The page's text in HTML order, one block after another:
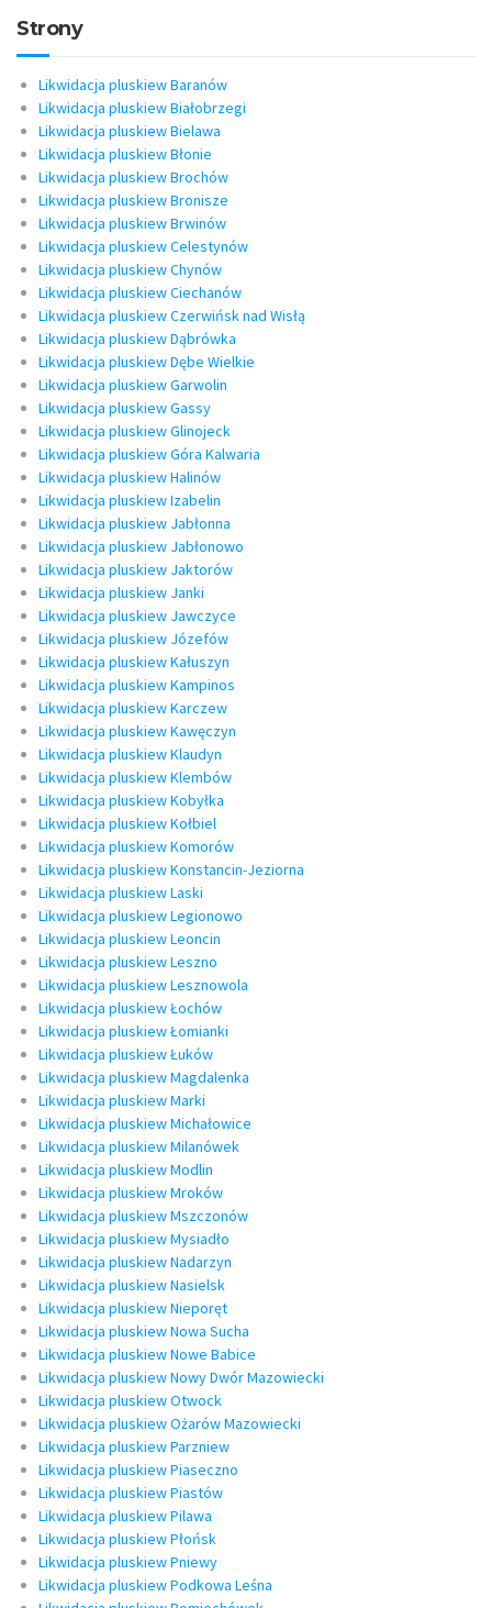
Strony
Likwidacja pluskiew Baranów
Likwidacja pluskiew Białobrzegi
Likwidacja pluskiew Bielawa
Likwidacja pluskiew Błonie
Likwidacja pluskiew Brochów
Likwidacja pluskiew Bronisze
Likwidacja pluskiew Brwinów
Likwidacja pluskiew Celestynów
Likwidacja pluskiew Chynów
Likwidacja pluskiew Ciechanów
Likwidacja pluskiew Czerwińsk nad Wisłą
Likwidacja pluskiew Dąbrówka
Likwidacja pluskiew Dębe Wielkie
Likwidacja pluskiew Garwolin
Likwidacja pluskiew Gassy
Likwidacja pluskiew Glinojeck
Likwidacja pluskiew Góra Kalwaria
Likwidacja pluskiew Halinów
Likwidacja pluskiew Izabelin
Likwidacja pluskiew Jabłonna
Likwidacja pluskiew Jabłonowo
Likwidacja pluskiew Jaktorów
Likwidacja pluskiew Janki
Likwidacja pluskiew Jawczyce
Likwidacja pluskiew Józefów
Likwidacja pluskiew Kałuszyn
Likwidacja pluskiew Kampinos
Likwidacja pluskiew Karczew
Likwidacja pluskiew Kawęczyn
Likwidacja pluskiew Klaudyn
Likwidacja pluskiew Klembów
Likwidacja pluskiew Kobyłka
Likwidacja pluskiew Kołbiel
Likwidacja pluskiew Komorów
Likwidacja pluskiew Konstancin-Jeziorna
Likwidacja pluskiew Laski
Likwidacja pluskiew Legionowo
Likwidacja pluskiew Leoncin
Likwidacja pluskiew Leszno
Likwidacja pluskiew Lesznowola
Likwidacja pluskiew Łochów
Likwidacja pluskiew Łomianki
Likwidacja pluskiew Łuków
Likwidacja pluskiew Magdalenka
Likwidacja pluskiew Marki
Likwidacja pluskiew Michałowice
Likwidacja pluskiew Milanówek
Likwidacja pluskiew Modlin
Likwidacja pluskiew Mroków
Likwidacja pluskiew Mszczonów
Likwidacja pluskiew Mysiadło
Likwidacja pluskiew Nadarzyn
Likwidacja pluskiew Nasielsk
Likwidacja pluskiew Nieporęt
Likwidacja pluskiew Nowa Sucha
Likwidacja pluskiew Nowe Babice
Likwidacja pluskiew Nowy Dwór Mazowiecki
Likwidacja pluskiew Otwock
Likwidacja pluskiew Ożarów Mazowiecki
Likwidacja pluskiew Parzniew
Likwidacja pluskiew Piaseczno
Likwidacja pluskiew Piastów
Likwidacja pluskiew Pilawa
Likwidacja pluskiew Płońsk
Likwidacja pluskiew Pniewy
Likwidacja pluskiew Podkowa Leśna